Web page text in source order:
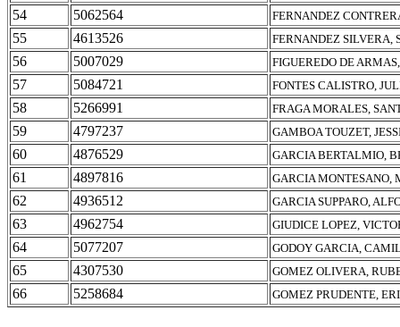
54 5062564 FERNANDEZ
55 4613526 FERNANDEZ SILVERA,
56 5007029 FIGUEREDO DE
57 5084721 FONTES CALISTRO,
58 5266991 FRAGA MORALES,
59 4797237 GAMBOA TOUZET,
60 4876529 GARCIA BERTALMIO,
61 4897816 GARCIA
62 4936512 GARCIA SUPPARO,
63 4962754 GIUDICE LOPEZ,
64 5077207 GODOY GARCIA,
65 4307530 GOMEZ OLIVERA,
66 5258684 GOMEZ PRUDENTE,